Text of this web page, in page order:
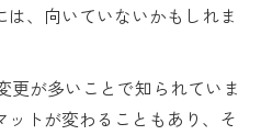
、向いていないかもしれま
更が多いことで知られていま
トが変わることもあり、そ